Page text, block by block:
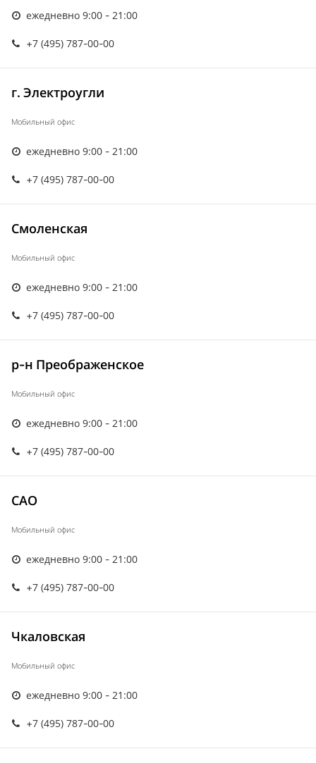
ежедневно 9:00 - 21:00
+7 (495) 787-00-00
г. Электроугли
Мобильный офис
ежедневно 9:00 - 21:00
+7 (495) 787-00-00
Смоленская
Мобильный офис
ежедневно 9:00 - 21:00
+7 (495) 787-00-00
р-н Преображенское
Мобильный офис
ежедневно 9:00 - 21:00
+7 (495) 787-00-00
САО
Мобильный офис
ежедневно 9:00 - 21:00
+7 (495) 787-00-00
Чкаловская
Мобильный офис
ежедневно 9:00 - 21:00
+7 (495) 787-00-00